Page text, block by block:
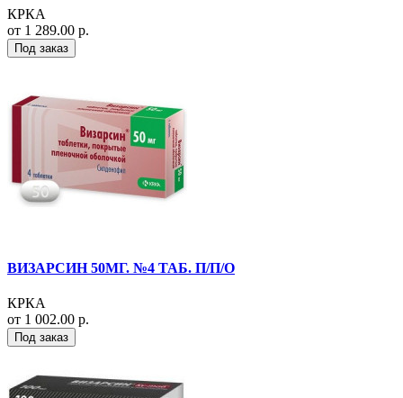
КРКА
от 1 289.00 р.
Под заказ
ВИЗАРСИН 50МГ. №4 ТАБ. П/П/О
КРКА
от 1 002.00 р.
Под заказ